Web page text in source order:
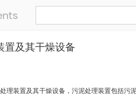
置及其干燥设备
理装置及其干燥设备，污泥处理装置包括污